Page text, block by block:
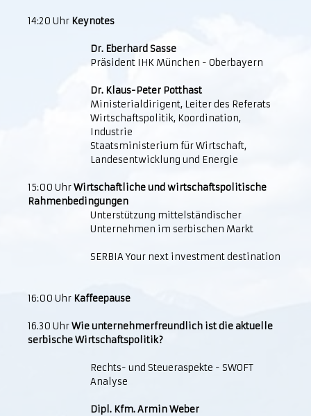
14:20 Uhr Keynotes
Dr. Eberhard Sasse
Präsident IHK München - Oberbayern
Dr. Klaus-Peter Potthast
Ministerialdirigent, Leiter des Referats
Wirtschaftspolitik, Koordination,
Industrie
Staatsministerium für Wirtschaft,
Landesentwicklung und Energie
15:00 UhrWirtschaftliche und wirtschaftspolitische
Rahmenbedingungen
Unterstützung mittelständischer
Unternehmen im serbischen Markt
SERBIA Your next investment destination
16:00 Uhr Kaffeepause
16.30 UhrWie unternehmerfreundlich ist die aktuelle
serbische Wirtschaftspolitik?
Rechts- und Steueraspekte - SWOFT
Analyse
Dipl. Kfm. Armin Weber